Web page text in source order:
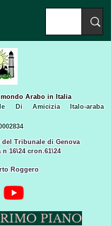
Tribunale di Genova
n 16\24 cron.61\24
Roggero
Arabo in Italia
Di Amicizia Italo-araba
PIANO